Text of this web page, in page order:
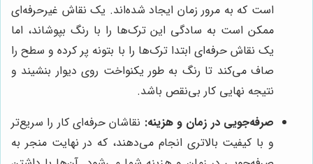
است که به مرور زمان ایجاد شده‌اند. یک نقاش غیرحرفه‌ای
ممکن است به سادگی این ترک‌ها را با رنگ بپوشاند، اما
یک نقاش حرفه‌ای ابتدا ترک‌ها را با بتونه پر کرده و سطح را
صاف می‌کند تا رنگ به طور یکنواخت روی دیوار بنشیند و
نتیجه نهایی کار بی‌نقص باشد.
صرفه‌جویی در زمان و هزینه: نقاشان حرفه‌ای کار را سریع‌تر
و با کیفیت بالاتری انجام می‌دهند، که در نهایت منجر به